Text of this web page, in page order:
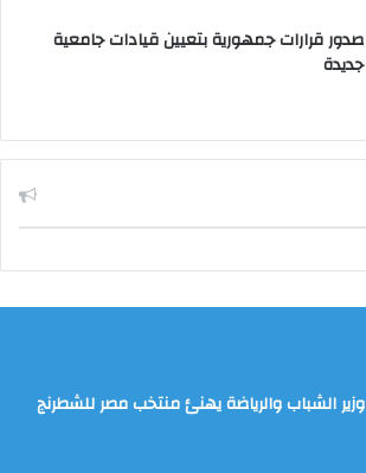
صدور قرارات جمهورية بتعيين قيادات جامعية
جديدة
وزير الشباب والرياضة يهنئ منتخب مصر للشطرنج